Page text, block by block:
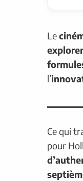
Le
explorer
l’
Ce qui
pour